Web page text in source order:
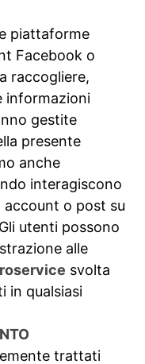
piattaforme
Facebook o
raccogliere,
informazioni
gestite
presente
anche
interagiscono
o post su
utenti possono
alle
svolta
in qualsiasi
trattati